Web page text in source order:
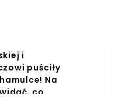
i
puściły
Na
co